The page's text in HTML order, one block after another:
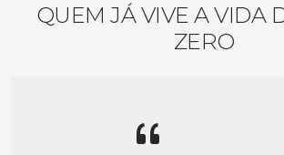
QUEM JÁ VIVE A VIDA
ZERO